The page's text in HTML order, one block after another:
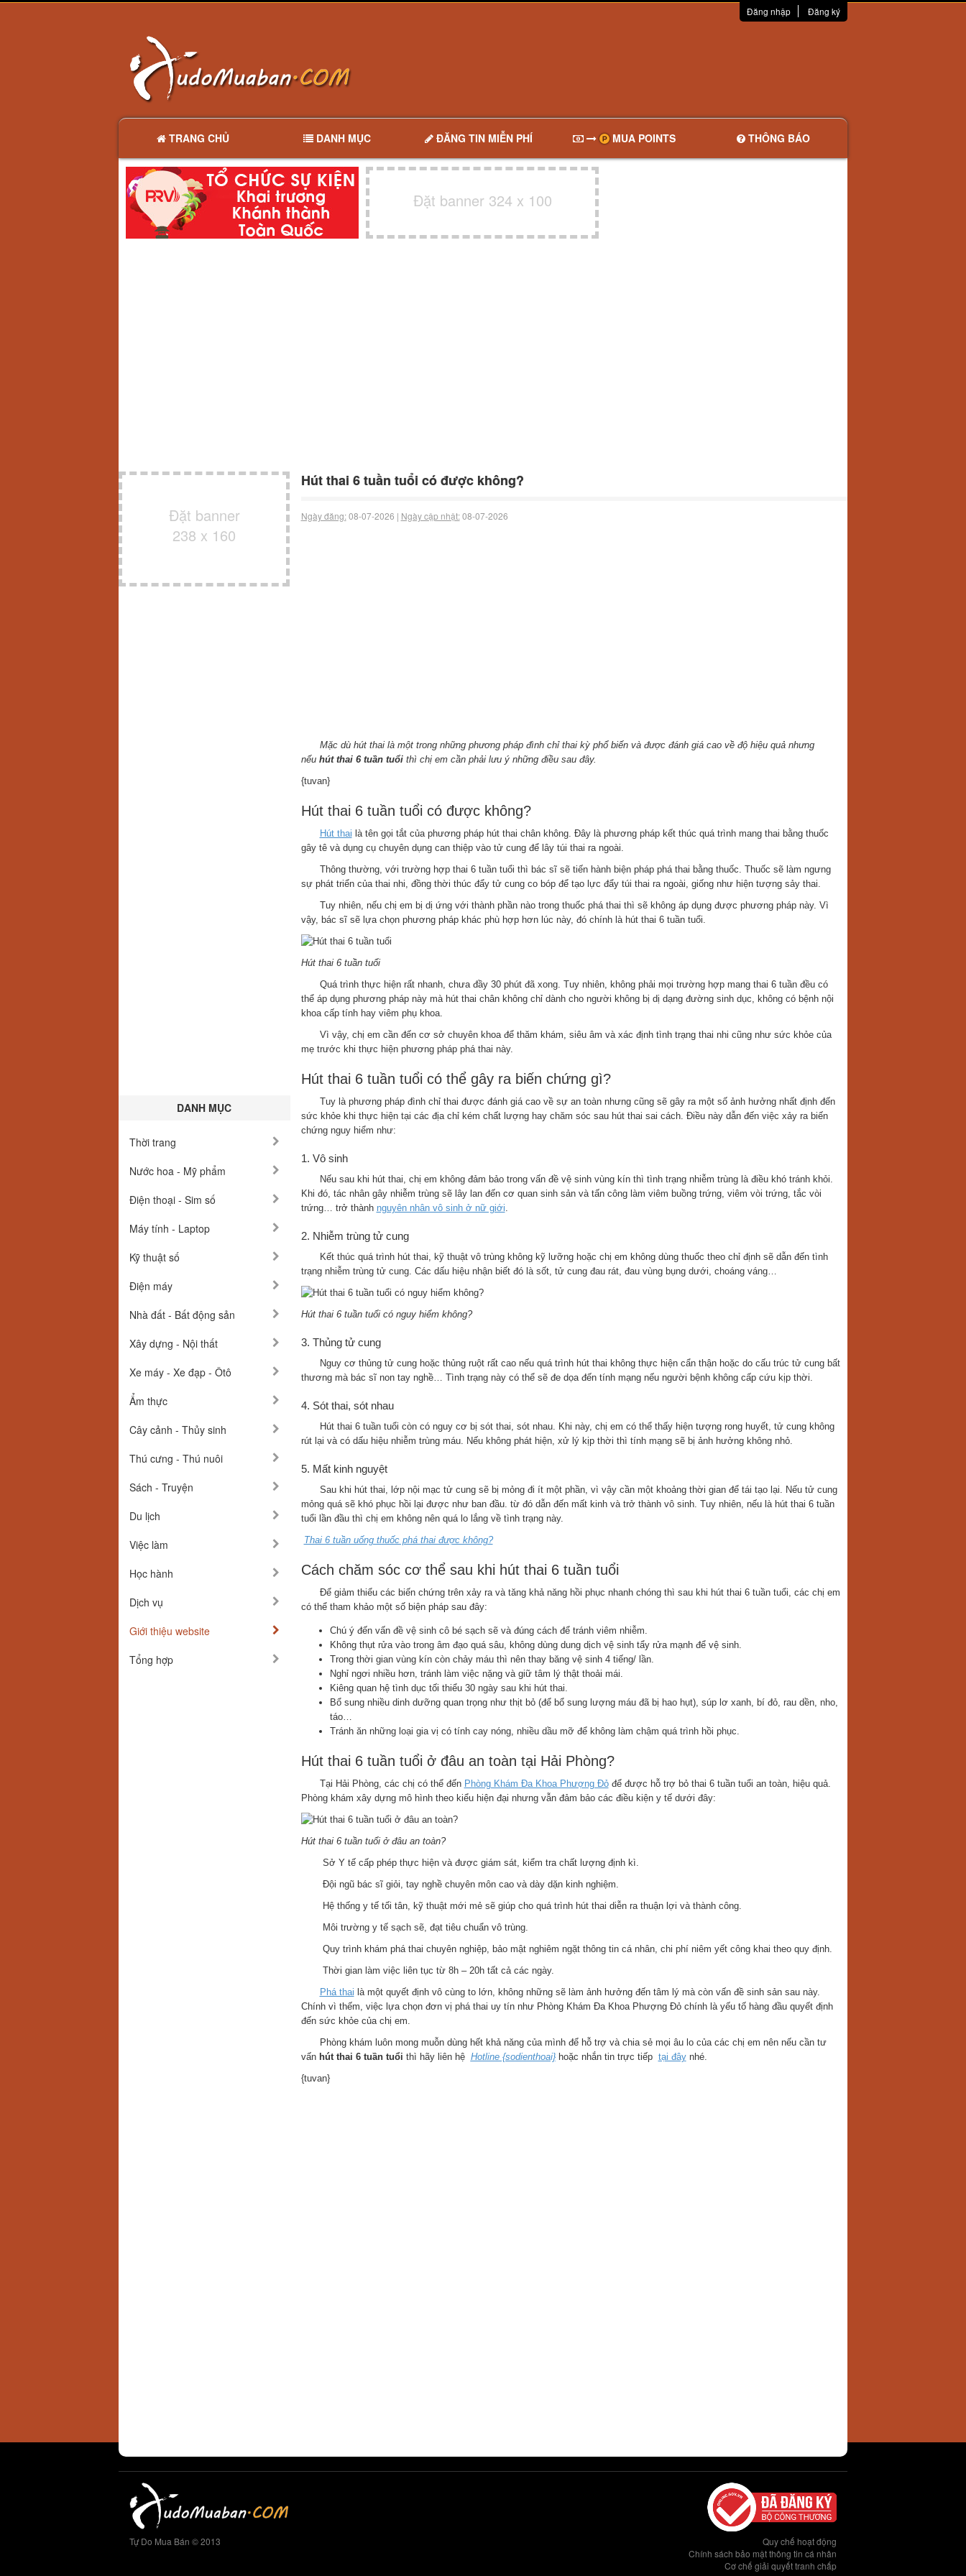
Đăng nhập Đăng ký
TRANG CHỦ DANH MỤC ĐĂNG TIN MIỄN PHÍ MUA POINTS THÔNG BÁO
Đặt banner 324 x 100
Đặt banner
238 x 160
DANH MỤC
Thời trang
Nước hoa - Mỹ phẩm
Điện thoại - Sim số
Máy tính - Laptop
Kỹ thuật số
Điện máy
Nhà đất - Bất động sản
Xây dựng - Nội thất
Xe máy - Xe đạp - Ôtô
Ẩm thực
Cây cảnh - Thủy sinh
Thú cưng - Thú nuôi
Sách - Truyện
Du lịch
Việc làm
Học hành
Dịch vụ
Giới thiệu website
Tổng hợp
Hút thai 6 tuần tuổi có được không?
Ngày đăng:08-07-2026 | Ngày cập nhật:08-07-2026
Mặc dù hút thai là một trong những phương pháp đình chỉ thai kỳ phổ biến và được đánh giá cao về độ hiệu quả nhưng
nếu hút thai 6 tuần tuổithì chị em cần phải lưu ý những điều sau đây.
{tuvan}
Hút thai 6 tuần tuổi có được không?
Hút thai là tên gọi tắt của phương pháp hút thai chân không. Đây là phương pháp kết thúc quá trình mang thai bằng thuốc
gây tê và dụng cụ chuyên dụng can thiệp vào tử cung để lây túi thai ra ngoài.
Thông thường, với trường hợp thai 6 tuần tuổi thì bác sĩ sẽ tiến hành biện pháp phá thai bằng thuốc. Thuốc sẽ làm ngưng
sự phát triển của thai nhi, đồng thời thúc đẩy tử cung co bóp để tạo lực đẩy túi thai ra ngoài, giống như hiện tượng sảy thai.
Tuy nhiên, nếu chị em bị dị ứng với thành phần nào trong thuốc phá thai thì sẽ không áp dụng được phương pháp này. Vì
vậy, bác sĩ sẽ lựa chọn phương pháp khác phù hợp hơn lúc này, đó chính là hút thai 6 tuần tuổi.
Hút thai 6 tuần tuổi
Quá trình thực hiện rất nhanh, chưa đầy 30 phút đã xong. Tuy nhiên, không phải mọi trường hợp mang thai 6 tuần đều có
thể áp dụng phương pháp này mà hút thai chân không chỉ dành cho người không bị dị dạng đường sinh dục, không có bệnh nội
khoa cấp tính hay viêm phụ khoa.
Vì vậy, chị em cần đến cơ sở chuyên khoa để thăm khám, siêu âm và xác định tình trạng thai nhi cũng như sức khỏe của
mẹ trước khi thực hiện phương pháp phá thai này.
Hút thai 6 tuần tuổi có thể gây ra biến chứng gì?
Tuy là phương pháp đình chỉ thai được đánh giá cao về sự an toàn nhưng cũng sẽ gây ra một số ảnh hưởng nhất định đến
sức khỏe khi thực hiện tại các địa chỉ kém chất lượng hay chăm sóc sau hút thai sai cách. Điều này dẫn đến việc xảy ra biến
chứng nguy hiểm như:
1. Vô sinh
Nếu sau khi hút thai, chị em không đảm bảo trong vấn đề vệ sinh vùng kín thì tình trạng nhiễm trùng là điều khó tránh khỏi.
Khi đó, tác nhân gây nhiễm trùng sẽ lây lan đến cơ quan sinh sản và tấn công làm viêm buồng trứng, viêm vòi trứng, tắc vòi
trứng… trở thành nguyên nhân vô sinh ở nữ giới.
2. Nhiễm trùng tử cung
Kết thúc quá trình hút thai, kỹ thuật vô trùng không kỹ lưỡng hoặc chị em không dùng thuốc theo chỉ định sẽ dẫn đến tình
trạng nhiễm trùng tử cung. Các dấu hiệu nhận biết đó là sốt, tử cung đau rát, đau vùng bụng dưới, choáng váng…
Hút thai 6 tuần tuổi có nguy hiểm không?
3. Thủng tử cung
Nguy cơ thủng tử cung hoặc thủng ruột rất cao nếu quá trình hút thai không thực hiện cẩn thận hoặc do cấu trúc tử cung bất
thương mà bác sĩ non tay nghề… Tình trạng này có thể sẽ đe dọa đến tính mạng nếu người bệnh không cấp cứu kịp thời.
4. Sót thai, sót nhau
Hút thai 6 tuần tuổi còn có nguy cơ bị sót thai, sót nhau. Khi này, chị em có thể thấy hiện tượng rong huyết, tử cung không
rút lại và có dấu hiệu nhiễm trùng máu. Nếu không phát hiện, xử lý kịp thời thì tính mạng sẽ bị ảnh hưởng không nhỏ.
5. Mất kinh nguyệt
Sau khi hút thai, lớp nội mạc tử cung sẽ bị mỏng đi ít một phần, vì vậy cần một khoảng thời gian để tái tạo lại. Nếu tử cung
mỏng quá sẽ khó phục hồi lại được như ban đầu. từ đó dẫn đến mất kinh và trở thành vô sinh. Tuy nhiên, nếu là hút thai 6 tuần
tuổi lần đầu thì chị em không nên quá lo lắng về tình trạng này.
Thai 6 tuần uống thuốc phá thai được không?
Cách chăm sóc cơ thể sau khi hút thai 6 tuần tuổi
Để giảm thiểu các biến chứng trên xảy ra và tăng khả năng hồi phục nhanh chóng thì sau khi hút thai 6 tuần tuổi, các chị em
có thể tham khảo một số biện pháp sau đây:
Chú ý đến vấn đề vệ sinh cô bé sạch sẽ và đúng cách để tránh viêm nhiễm.
Không thụt rửa vào trong âm đạo quá sâu, không dùng dung dịch vệ sinh tẩy rửa mạnh để vệ sinh.
Trong thời gian vùng kín còn chảy máu thì nên thay băng vệ sinh 4 tiếng/ lần.
Nghỉ ngơi nhiều hơn, tránh làm việc nặng và giữ tâm lý thật thoải mái.
Kiêng quan hệ tình dục tối thiểu 30 ngày sau khi hút thai.
Bổ sung nhiều dinh dưỡng quan trọng như thịt bỏ (để bổ sung lượng máu đã bị hao hụt), súp lơ xanh, bí đỏ, rau dền, nho,
táo…
Tránh ăn những loại gia vị có tính cay nóng, nhiều dầu mỡ để không làm chậm quá trình hồi phục.
Hút thai 6 tuần tuổi ở đâu an toàn tại Hải Phòng?
Tại Hải Phòng, các chị có thể đến Phòng Khám Đa Khoa Phượng Đỏđể được hỗ trợ bỏ thai 6 tuần tuổi an toàn, hiệu quả.
Phòng khám xây dựng mô hình theo kiểu hiện đại nhưng vẫn đảm bảo các điều kiện y tế dưới đây:
Hút thai 6 tuần tuổi ở đâu an toàn?
Sở Y tế cấp phép thực hiện và được giám sát, kiểm tra chất lượng định kì.
Đội ngũ bác sĩ giỏi, tay nghề chuyên môn cao và dày dặn kinh nghiệm.
Hệ thống y tế tối tân, kỹ thuật mới mẻ sẽ giúp cho quá trình hút thai diễn ra thuận lợi và thành công.
Môi trường y tế sạch sẽ, đạt tiêu chuẩn vô trùng.
Quy trình khám phá thai chuyên nghiệp, bảo mật nghiêm ngặt thông tin cá nhân, chi phí niêm yết công khai theo quy định.
Thời gian làm việc liên tục từ 8h – 20h tất cả các ngày.
Phá thai là một quyết định vô cùng to lớn, không những sẽ làm ảnh hưởng đến tâm lý mà còn vấn đề sinh sản sau này.
Chính vì thếm, việc lựa chọn đơn vị phá thai uy tín như Phòng Khám Đa Khoa Phượng Đỏ chính là yếu tố hàng đầu quyết định
đến sức khỏe của chị em.
Phòng khám luôn mong muỗn dùng hết khả năng của mình để hỗ trợ và chia sẻ mọi âu lo của các chị em nên nếu cần tư
vấn hút thai 6 tuần tuổi thì hãy liên hệ Hotline {sodienthoai}hoặc nhắn tin trực tiếp tại đâynhé.
{tuvan}
Tự Do Mua Bán © 2013
Quy chế hoạt động
Chính sách bảo mật thông tin cá nhân
Cơ chế giải quyết tranh chấp